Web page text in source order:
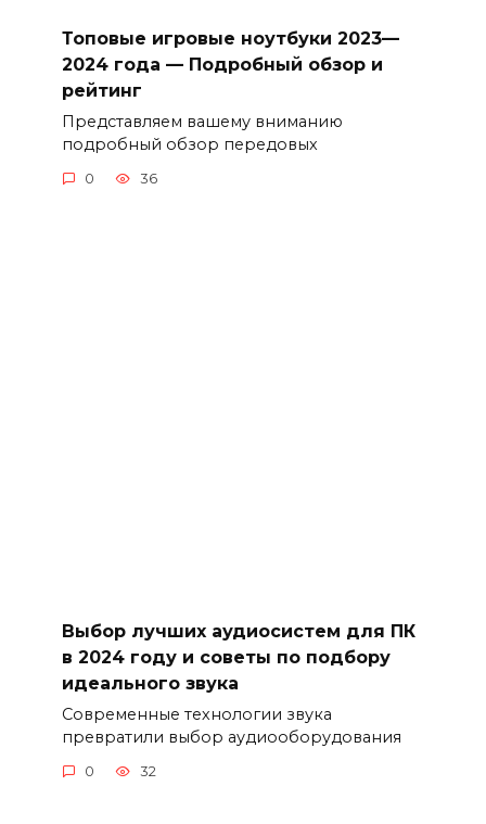
Топовые игровые ноутбуки 2023—
2024 года — Подробный обзор и
рейтинг
Представляем вашему вниманию
подробный обзор передовых
0 36
Выбор лучших аудиосистем для ПК
в 2024 году и советы по подбору
идеального звука
Современные технологии звука
превратили выбор аудиооборудования
0 32